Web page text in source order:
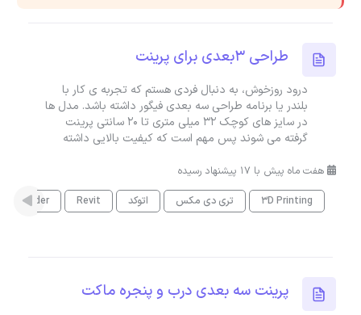
طراحی ۳بعدی برای پرینت
درود روزخوش، به دنبال فردی هستم که تجربه ی کار با
بلندر یا برنامه طراحی سه بعدی فیگور داشته باشد. مدل ها
در سایز های کوچک 32 میلی متری تا 20 سانتی پرینت
گرفته می شوند پس مهم است که کیفیت بالایی داشته
هفت ماه پیش با 17 پیشنهاد رسیده
3D Printing
تری دی مکس اتوکد Revit
Blender
پرینت سه بعدی درب و پنجره ماکت